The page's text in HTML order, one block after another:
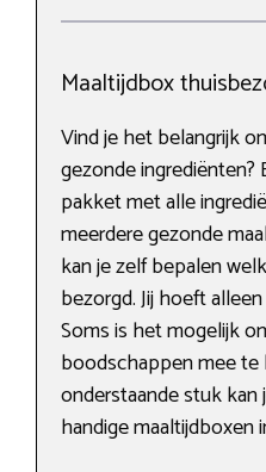
Maaltijdbox
Vind je het belangrijk
gezonde ingrediënten?
pakket met alle
meerdere gezonde
kan je zelf bepalen
bezorgd. Jij hoeft
Soms is het mogelijk
boodschappen mee
onderstaande stuk
handige maaltijdboxen